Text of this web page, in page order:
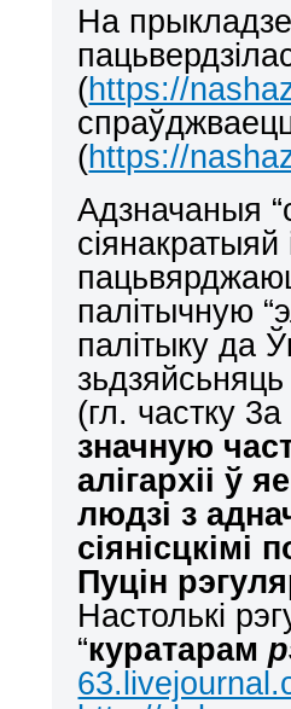
На прыкладзе
(https://
(https://
Адзначаныя
палітычную
палітыку да
зьдзяйсьняць
(гл. частку
значную
алігархіі ў
людзі з
сіянісцкімі
Пуцін
Настолькі
“куратарам